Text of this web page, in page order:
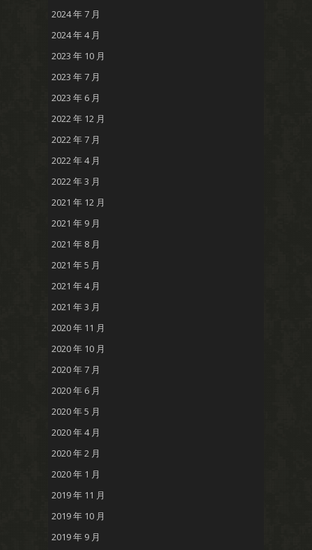
2024 年 7 月
2024 年 4 月
2023 年 10 月
2023 年 7 月
2023 年 6 月
2022 年 12 月
2022 年 7 月
2022 年 4 月
2022 年 3 月
2021 年 12 月
2021 年 9 月
2021 年 8 月
2021 年 5 月
2021 年 4 月
2021 年 3 月
2020 年 11 月
2020 年 10 月
2020 年 7 月
2020 年 6 月
2020 年 5 月
2020 年 4 月
2020 年 2 月
2020 年 1 月
2019 年 11 月
2019 年 10 月
2019 年 9 月